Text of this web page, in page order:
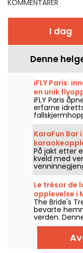
KOMMENTARER
I dag
Denne
iFLY Paris:
en unik
iFLY Paris
erfarne
deg fly, helt
erfaring, fra 5
KaraFun Bar
eller en
På jakt etter
kveld med
nye festlige
hvor alle kan
kveldens
atmosfære.
Le trésor de
opplevelse i
The Bride's
bevarte
verden.
registrert av
timers
kommende
Bevæpnet